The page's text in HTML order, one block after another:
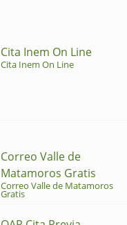
Cita Inem On Line
Cita Inem On Line
Correo Valle de
Matamoros Gratis
Correo Valle de Matamoros
Gratis